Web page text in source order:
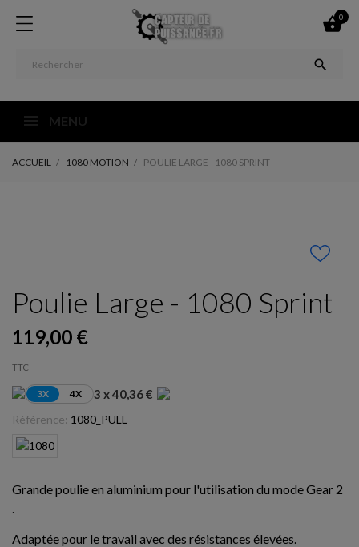

0

MENU
ACCUEIL 1080 MOTION POULIE LARGE - 1080 SPRINT
Poulie Large - 1080 Sprint
119,00 €
TTC
3X 4X 3 x 40,36 €
Référence: 1080_PULL
Grande poulie en aluminium pour l'utilisation du mode Gear 2
Adaptée pour le travail avec des résistances élevées.